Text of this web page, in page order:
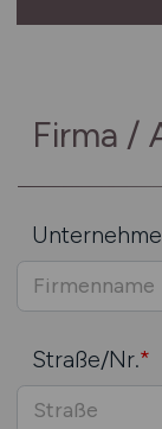
Firma /
Straße/Nr.*